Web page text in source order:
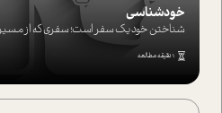
خودشناسی
شناختن خود یک سفر است؛ سفری که از
1 دقیقه مطالعه